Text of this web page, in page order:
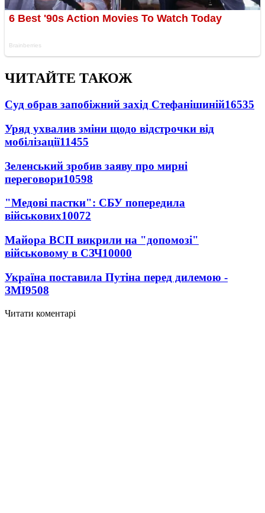
ЧИТАЙТЕ ТАКОЖ
Суд обрав запобіжний захід Стефанішиній16535
Уряд ухвалив зміни щодо відстрочки від
мобілізації11455
Зеленський зробив заяву про мирні
переговори10598
"Медові пастки": СБУ попередила
військових10072
Майора ВСП викрили на "допомозі"
військовому в СЗЧ10000
Україна поставила Путіна перед дилемою -
ЗМІ9508
Читати коментарі